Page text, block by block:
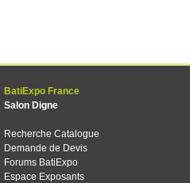
BatiExpo France
Salon Digne
Recherche Catalogue
Demande de Devis
Forums BatiExpo
Espace Exposants